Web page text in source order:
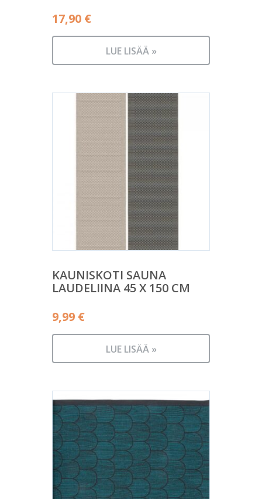
17,90 €
LUE LISÄÄ »
KAUNISKOTI SAUNA
LAUDELIINA 45 X 150 CM
9,99 €
LUE LISÄÄ »